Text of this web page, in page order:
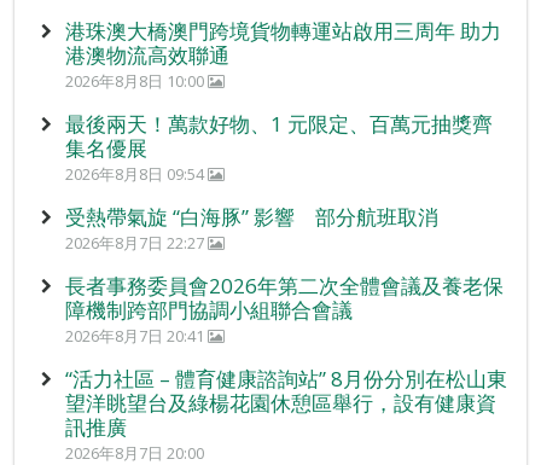
港珠澳大橋澳門跨境貨物轉運站啟用三周年 助力
港澳物流高效聯通
2026年8月8日 10:00
最後兩天！萬款好物、1 元限定、百萬元抽獎齊
集名優展
2026年8月8日 09:54
受熱帶氣旋 “白海豚” 影響 部分航班取消
2026年8月7日 22:27
長者事務委員會2026年第二次全體會議及養老保
障機制跨部門協調小組聯合會議
2026年8月7日 20:41
“活力社區 – 體育健康諮詢站” 8月份分別在松山東
望洋眺望台及綠楊花園休憩區舉行，設有健康資
訊推廣
2026年8月7日 20:00